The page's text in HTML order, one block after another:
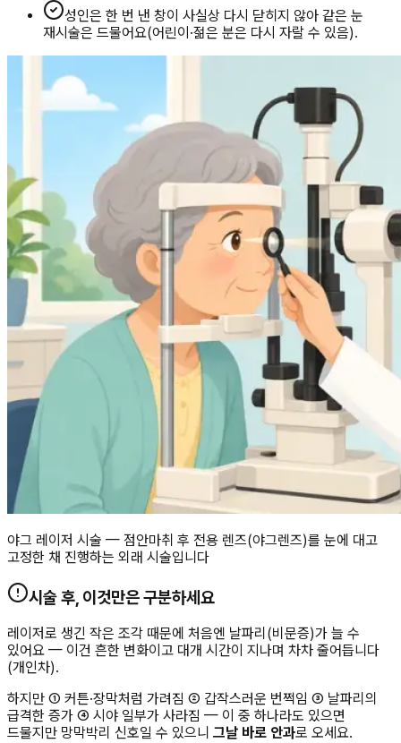
성인은 한 번 낸 창이 사실상 다시 닫히지 않아 같은 눈
재시술은 드물어요(어린이·젊은 분은 다시 자랄 수 있음).
야그 레이저 시술 — 점안마취 후 전용 렌즈(야그렌즈)를 눈에 대고
고정한 채 진행하는 외래 시술입니다
시술 후, 이것만은 구분하세요
레이저로 생긴 작은 조각 때문에 처음엔 날파리(비문증)가 늘 수
있어요 — 이건 흔한 변화이고 대개 시간이 지나며 차차 줄어듭니다
(개인차).
하지만 ① 커튼·장막처럼 가려짐 ② 갑작스러운 번쩍임 ③ 날파리의
급격한 증가 ④ 시야 일부가 사라짐 — 이 중 하나라도 있으면
드물지만 망막박리 신호일 수 있으니 그날 바로 안과로 오세요.